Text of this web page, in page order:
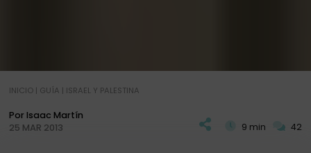
INICIO| GUÍA | ISRAEL Y PALESTINA
Por Isaac Martín
25 MAR 2013
9 min 42